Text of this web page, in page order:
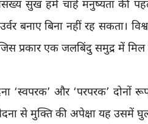
सुख हमें चाहे मनुष्यता की
बनाए बिना नहीं रह सकता।
प्रकार एक जलबिंदु समुद्र में
‘स्वपरक’ और ‘परपरक’ दोनों
से मुक्ति की अपेक्षा यह उसमें